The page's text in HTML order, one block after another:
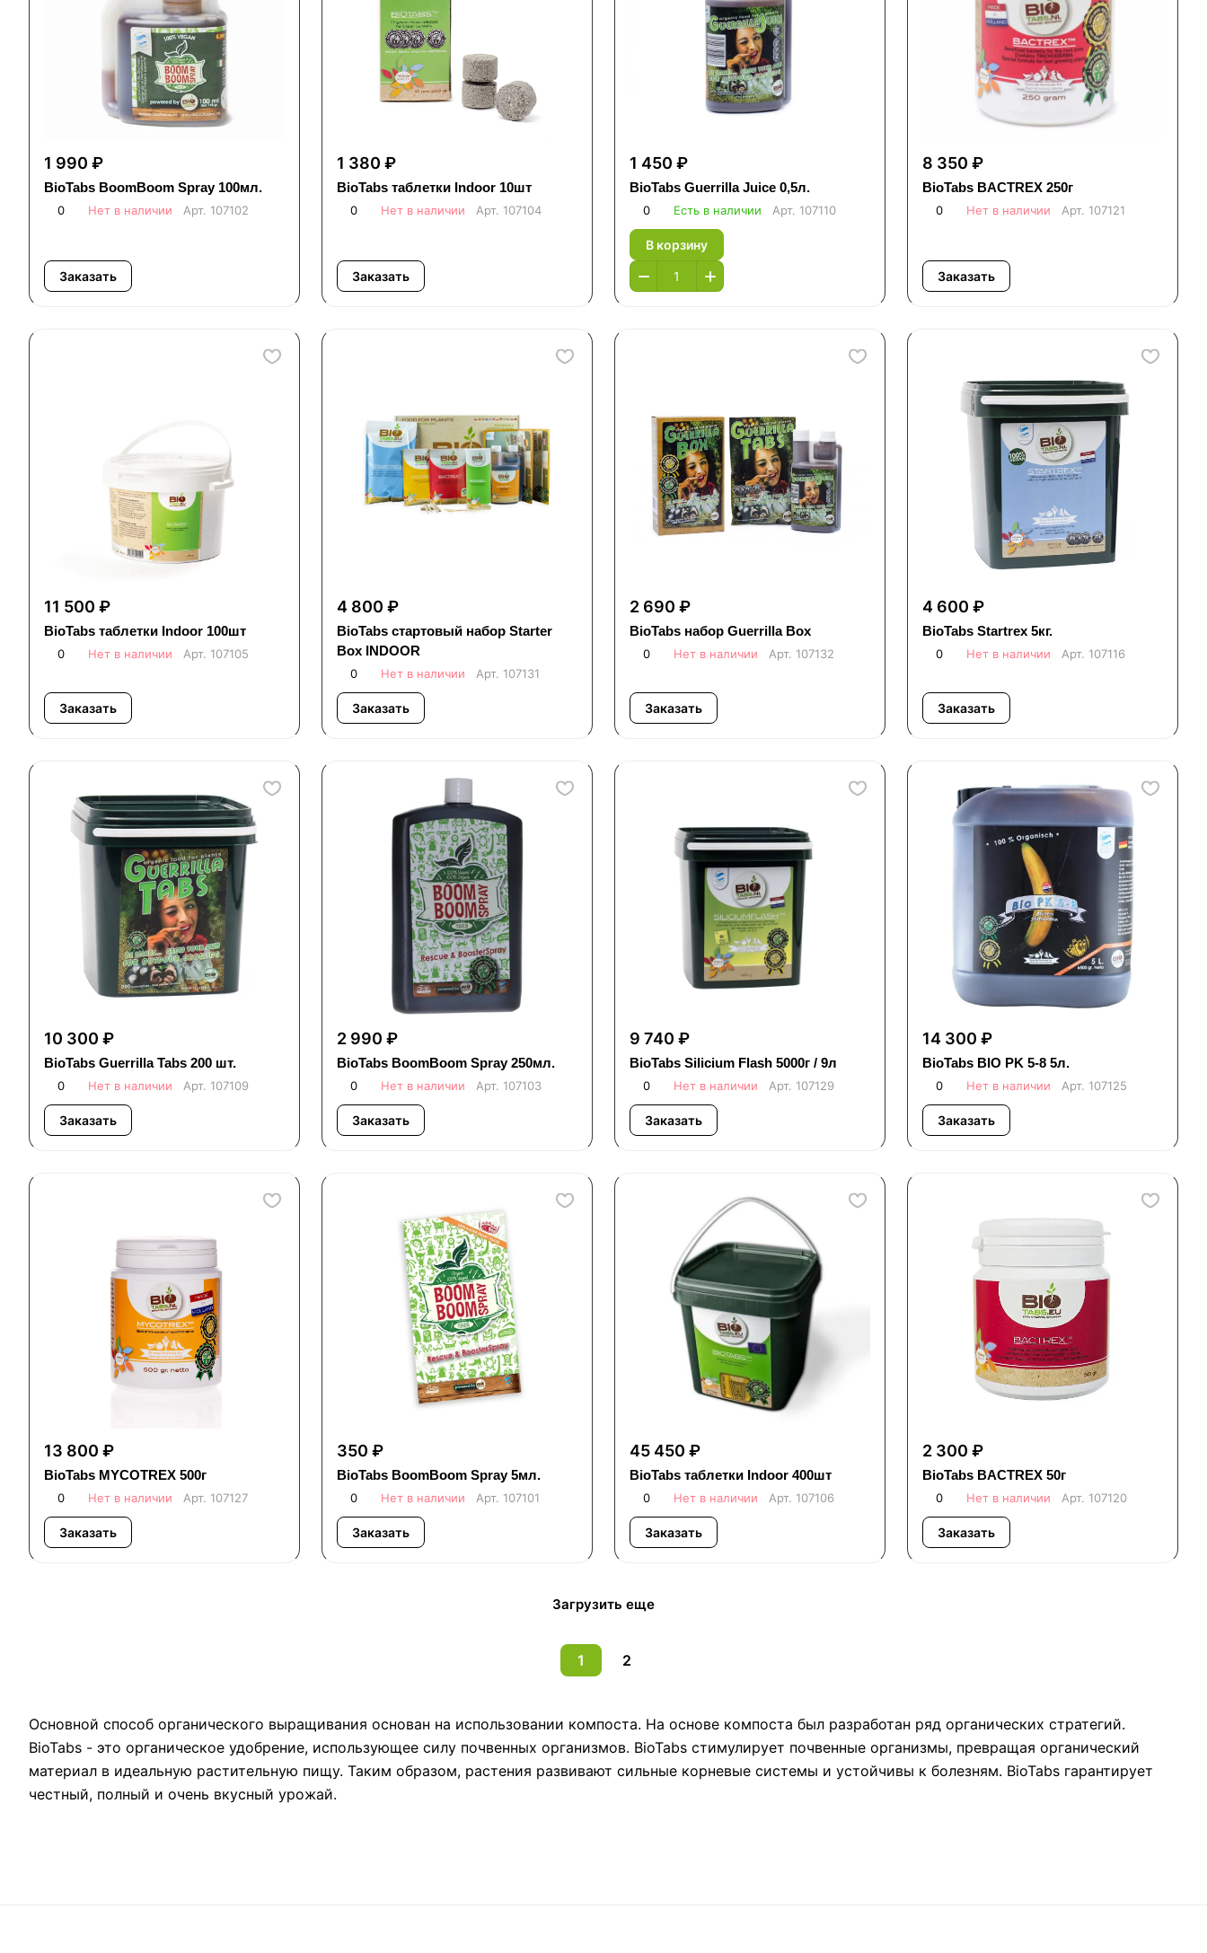
1 990 ₽
BioTabs BoomBoom Spray 100мл.
0 Нет в наличии Арт. 107102
Заказать
1 380 ₽
BioTabs таблетки Indoor 10шт
0 Нет в наличии Арт. 107104
Заказать
1 450 ₽
BioTabs Guerrilla Juice 0,5л.
0 Есть в наличии Арт. 107110
В корзину
8 350 ₽
BioTabs BACTREX 250г
0 Нет в наличии Арт. 107121
Заказать
11 500 ₽
BioTabs таблетки Indoor 100шт
0 Нет в наличии Арт. 107105
Заказать
4 800 ₽
BioTabs стартовый набор Starter
Box INDOOR
0 Нет в наличии Арт. 107131
Заказать
2 690 ₽
BioTabs набор Guerrilla Box
0 Нет в наличии Арт. 107132
Заказать
4 600 ₽
BioTabs Startrex 5кг.
0 Нет в наличии Арт. 107116
Заказать
10 300 ₽
BioTabs Guerrilla Tabs 200 шт.
0 Нет в наличии Арт. 107109
Заказать
2 990 ₽
BioTabs BoomBoom Spray 250мл.
0 Нет в наличии Арт. 107103
Заказать
9 740 ₽
BioTabs Silicium Flash 5000г / 9л
0 Нет в наличии Арт. 107129
Заказать
14 300 ₽
BioTabs BIO PK 5-8 5л.
0 Нет в наличии Арт. 107125
Заказать
13 800 ₽
BioTabs MYCOTREX 500г
0 Нет в наличии Арт. 107127
Заказать
350 ₽
BioTabs BoomBoom Spray 5мл.
0 Нет в наличии Арт. 107101
Заказать
45 450 ₽
BioTabs таблетки Indoor 400шт
0 Нет в наличии Арт. 107106
Заказать
2 300 ₽
BioTabs BACTREX 50г
0 Нет в наличии Арт. 107120
Заказать
Загрузить еще
1 2
Основной способ органического выращивания основан на использовании компоста. На основе компоста был разработан ряд органических стратегий.
BioTabs - это органическое удобрение, использующее силу почвенных организмов. BioTabs стимулирует почвенные организмы, превращая органический
материал в идеальную растительную пищу. Таким образом, растения развивают сильные корневые системы и устойчивы к болезням. BioTabs гарантирует
честный, полный и очень вкусный урожай.